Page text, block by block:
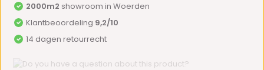
2000m2 showroom in Woerden
Klantbeoordeling 9,2/10
14 dagen retourrecht